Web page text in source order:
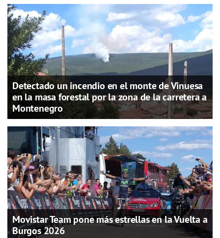
Detectado un incendio en el monte de Vinuesa
en la masa forestal por la zona de la carretera a
Montenegro
Movistar Team pone más estrellas en la Vuelta a
Burgos 2026